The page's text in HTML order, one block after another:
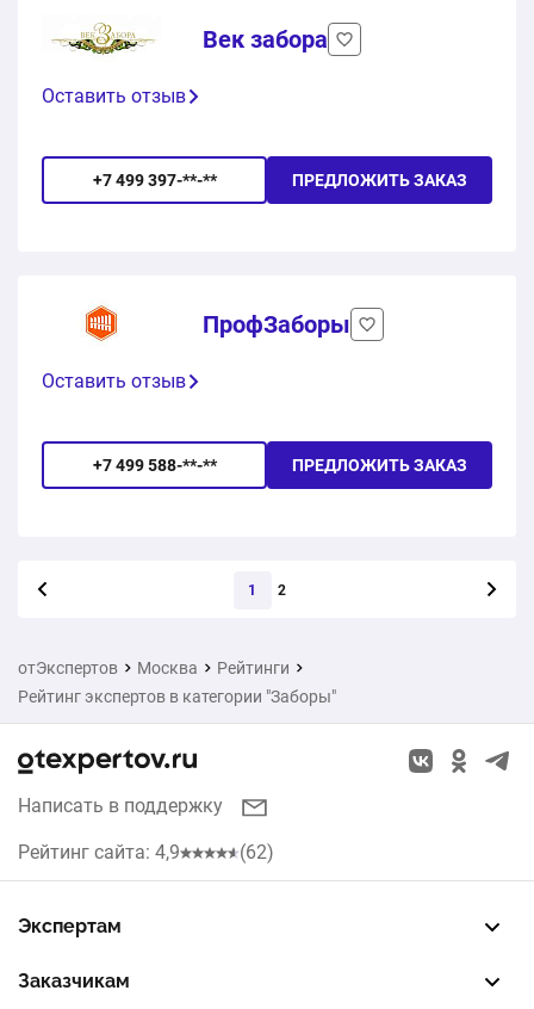
Век забора
+7 499 397-**-** ПРЕДЛОЖИТЬ ЗАКАЗ
Оставить отзыв
ПрофЗаборы
+7 499 588-**-** ПРЕДЛОЖИТЬ ЗАКАЗ
Оставить отзыв
1 2
Следующая
отЭкспертов Москва
Рейтинги
Рейтинг экспертов в категории "Заборы"
Написать в поддержку
Рейтинг сайта: 4,9 (62)
Экспертам
Заказчикам